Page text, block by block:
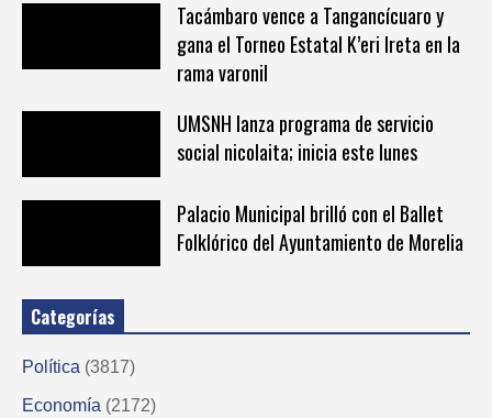
Tacámbaro vence a Tangancícuaro y
gana el Torneo Estatal K’eri Ireta en la
rama varonil
UMSNH lanza programa de servicio
social nicolaita; inicia este lunes
Palacio Municipal brilló con el Ballet
Folklórico del Ayuntamiento de Morelia
Categorías
Política (3817)
Economía (2172)